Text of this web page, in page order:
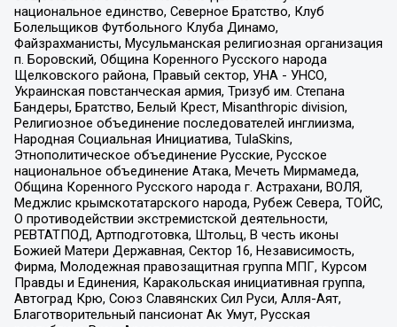
национальное единство, Северное Братство, Клуб
Болельщиков Футбольного Клуба Динамо,
Файзрахманисты, Мусульманская религиозная организация
п. Боровский, Община Коренного Русского народа
Щелковского района, Правый сектор, УНА - УНСО,
Украинская повстанческая армия, Тризуб им. Степана
Бандеры, Братство, Белый Крест, Misanthropic division,
Религиозное объединение последователей инглиизма,
Народная Социальная Инициатива, TulaSkins,
Этнополитическое объединение Русские, Русское
национальное объединение Атака, Мечеть Мирмамеда,
Община Коренного Русского народа г. Астрахани, ВОЛЯ,
Меджлис крымскотатарского народа, Рубеж Севера, ТОЙС,
О противодействии экстремистской деятельности,
РЕВТАТПОД, Артподготовка, Штольц, В честь иконы
Божией Матери Державная, Сектор 16, Независимость,
Фирма, Молодежная правозащитная группа МПГ, Курсом
Правды и Единения, Каракольская инициативная группа,
Автоград Крю, Союз Славянских Сил Руси, Алля-Аят,
Благотворительный пансионат Ак Умут, Русская